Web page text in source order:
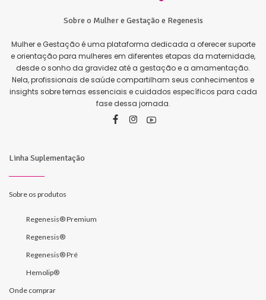
Sobre o Mulher e Gestação e Regenesis
Mulher e Gestação é uma plataforma dedicada a oferecer suporte
e orientação para mulheres em diferentes etapas da maternidade,
desde o sonho da gravidez até a gestação e a amamentação.
Nela, profissionais de saúde compartilham seus conhecimentos e
insights sobre temas essenciais e cuidados específicos para cada
fase dessa jornada.
Linha Suplementação
Sobre os produtos
Regenesis® Premium
Regenesis®
Regenesis® Pré
Hemolip®
Onde comprar